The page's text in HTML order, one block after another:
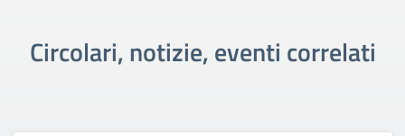
Circolari, notizie, eventi correlati